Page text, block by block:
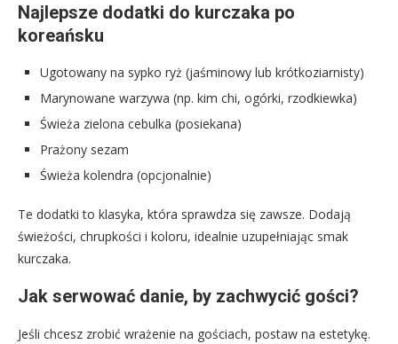
Najlepsze dodatki do kurczaka po
koreańsku
Ugotowany na sypko ryż (jaśminowy lub krótkoziarnisty)
Marynowane warzywa (np. kim chi, ogórki, rzodkiewka)
Świeża zielona cebulka (posiekana)
Prażony sezam
Świeża kolendra (opcjonalnie)
Te dodatki to klasyka, która sprawdza się zawsze. Dodają
świeżości, chrupkości i koloru, idealnie uzupełniając smak
kurczaka.
Jak serwować danie, by zachwycić gości?
Jeśli chcesz zrobić wrażenie na gościach, postaw na estetykę.